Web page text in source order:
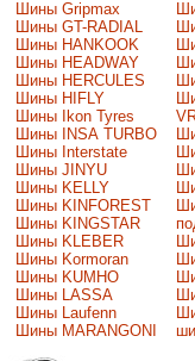
Шины Gripmax
Шины GT-RADIAL
Шины HANKOOK
Шины HEADWAY
Шины HERCULES
Шины HIFLY
Шины Ikon Tyres
Шины INSA TURBO
Шины Interstate
Шины JINYU
Шины KELLY
Шины KINFOREST
Шины KINGSTAR
Шины KLEBER
Шины Kormoran
Шины KUMHO
Шины LASSA
Шины Laufenn
Шины MARANGONI